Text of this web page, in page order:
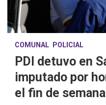
COMUNAL POLICIAL
PDI detuvo en
imputado por
el fin de semana